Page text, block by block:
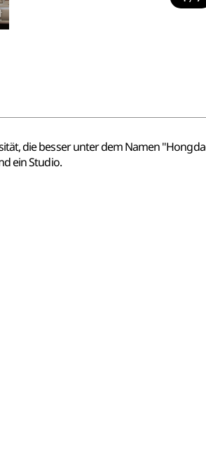
die besser unter dem Namen
ein Studio.